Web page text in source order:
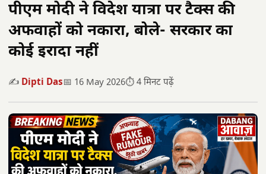
पीएम मोदी ने विदेश यात्रा पर टैक्स की
अफवाहों को नकारा, बोले- सरकार का
कोई इरादा नहीं
✍️ Dipti Das📅 16 May 2026⏱️ 4 मिनट पढ़ें